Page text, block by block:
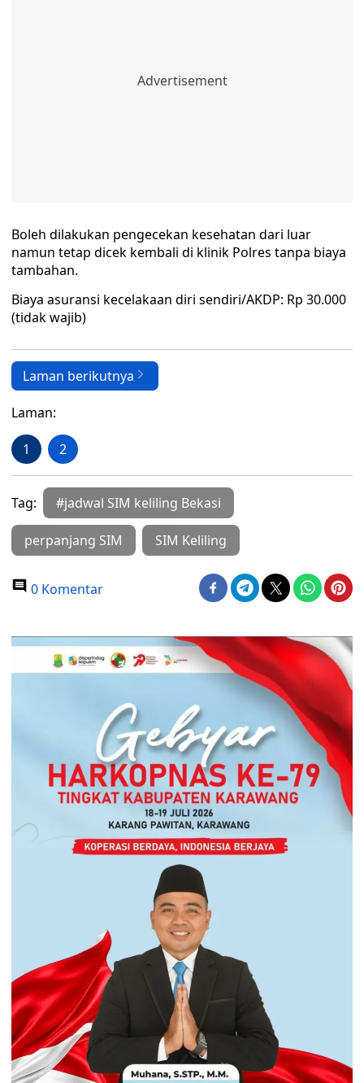
Boleh dilakukan pengecekan kesehatan dari luar
namun tetap dicek kembali di klinik Polres tanpa biaya
tambahan.
Biaya asuransi kecelakaan diri sendiri/AKDP: Rp 30.000
(tidak wajib)
Laman berikutnya
Laman:
1 2
Tag: #jadwal SIM keliling Bekasi
perpanjang SIM SIM Keliling
0 Komentar